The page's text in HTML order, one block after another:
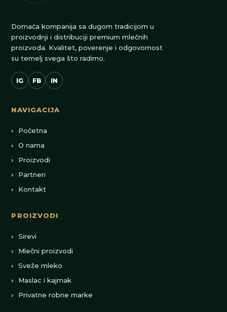
Domaća kompanija sa dugom tradicijom u
proizvodnji i distribuciji premium mlečnih
proizvoda. Kvalitet, poverenje i odgovornost
su temelj svega što radimo.
IG FB IN
NAVIGACIJA
Početna
O nama
Proizvodi
Partneri
Kontakt
PROIZVODI
Sirevi
Mlečni proizvodi
Sveže mleko
Maslac i kajmak
Privatne robne marke